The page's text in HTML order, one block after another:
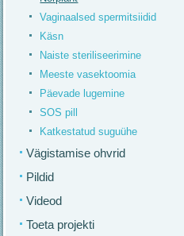
Vaginaalsed spermitsiidid
Käsn
Naiste steriliseerimine
Meeste vasektoomia
Päevade lugemine
SOS pill
Katkestatud suguühe
Vägistamise ohvrid
Pildid
Videod
Toeta projekti